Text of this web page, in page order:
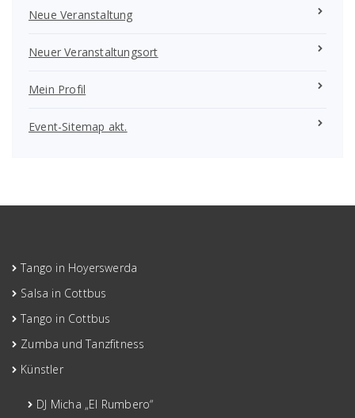
Neue Veranstaltung
Neuer Veranstaltungsort
Mein Profil
Event-Sitemap akt.
Tango in Hoyerswerda
Salsa in Cottbus
Tango in Cottbus
Zumba und Tanzfitness
Künstler
DJ Micha „El Rumbero“